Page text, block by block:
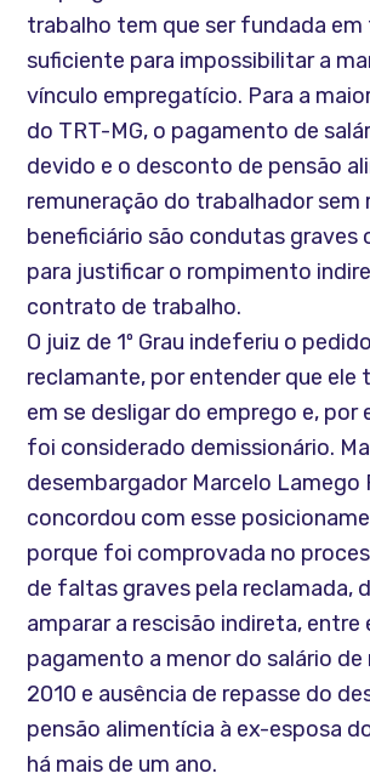
trabalho tem que ser fundada
suficiente para impossibilitar a
vínculo empregatício. Para a
do TRT-MG, o pagamento de
devido e o desconto de pensão
remuneração do trabalhador sem
beneficiário são condutas graves
para justificar o rompimento
contrato de trabalho.
O juiz de 1º Grau indeferiu o
reclamante, por entender que ele
em se desligar do emprego e, por
foi considerado demissionário.
desembargador Marcelo Lamego
concordou com esse
porque foi comprovada no
de faltas graves pela reclamada,
amparar a rescisão indireta, entre
pagamento a menor do salário de
2010 e ausência de repasse do
pensão alimentícia à ex-esposa
há mais de um ano.